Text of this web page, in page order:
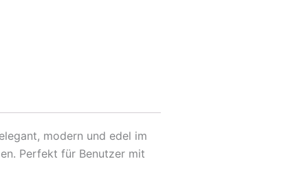
modern und edel im
Perfekt für Benutzer mit